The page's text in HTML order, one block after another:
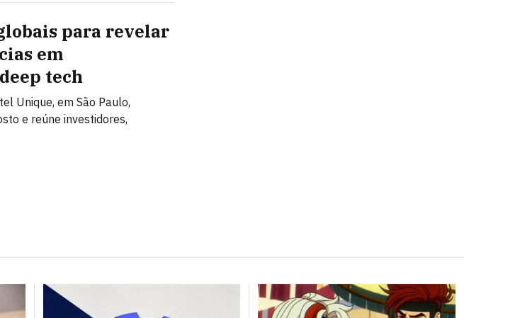
para revelar
em
tech
Unique, em São Paulo,
e reúne investidores,